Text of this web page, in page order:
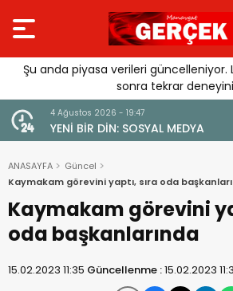
Şu anda piyasa verileri güncelleniyor.
sonra tekrar
4 Ağustos 2026 - 19:47
YENİ BİR DİN: SOSYAL MEDYA
ANASAYFA
Güncel
Kaymakam görevini yaptı, sıra oda
Kaymakam görevini
oda başkanlarında
15.02.2023 11:35 Güncellenme :15.02.2023